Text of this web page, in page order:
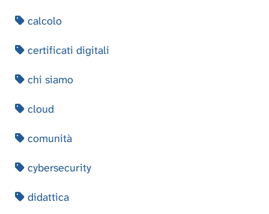
calcolo
certificati digitali
chi siamo
cloud
comunità
cybersecurity
didattica